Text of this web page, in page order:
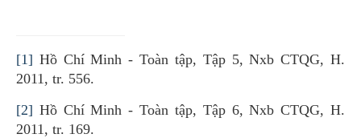
[1] Hồ Chí Minh - Toàn tập, Tập 5, Nxb CTQG, H.
2011, tr. 556.
[2] Hồ Chí Minh - Toàn tập, Tập 6, Nxb CTQG, H.
2011, tr. 169.